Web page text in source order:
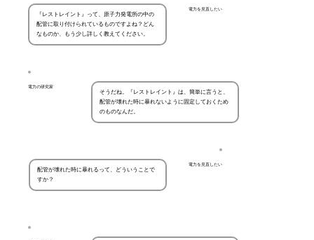
電力を見直したい
『レストレイント』って、原子力発電所の中の
配管に取り付けられているものですよね？どん
なものか、もう少し詳しく教えてください。
電力の研究家
そうだね。『レストレイント』は、簡単に言うと、
配管が壊れた時に暴れないように固定しておくため
のものなんだ。
電力を見直したい
配管が壊れた時に暴れるって、どういうことで
すか？